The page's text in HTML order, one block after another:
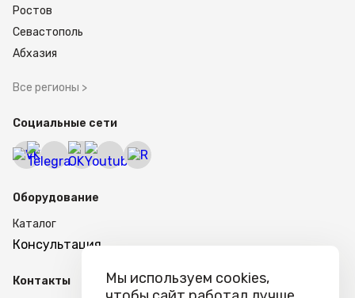
Ростов
Севастополь
Абхазия
Все регионы >
Социальные сети
Оборудование
Каталог
Консультация
Контакты
Мы используем cookies,